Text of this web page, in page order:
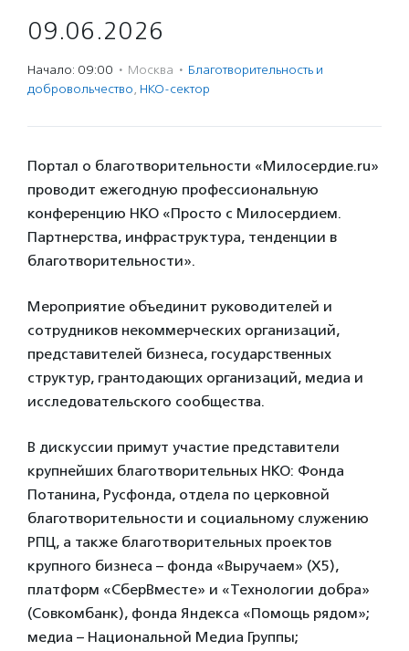
09.06.2026
Начало: 09:00 · Москва · Благотвори­тель­ность и
доброволь­чест­во, НКО-сектор
Портал о благотворительности «Милосердие.ru»
проводит ежегодную профессиональную
конференцию НКО «Просто с Милосердием.
Партнерства, инфраструктура, тенденции в
благотворительности».
Мероприятие объединит руководителей и
сотрудников некоммерческих организаций,
представителей бизнеса, государственных
структур, грантодающих организаций, медиа и
исследовательского сообщества.
В дискуссии примут участие представители
крупнейших благотворительных НКО: Фонда
Потанина, Русфонда, отдела по церковной
благотворительности и социальному служению
РПЦ, а также благотворительных проектов
крупного бизнеса – фонда «Выручаем» (X5),
платформ «СберВместе» и «Технологии добра»
(Совкомбанк), фонда Яндекса «Помощь рядом»;
медиа – Национальной Медиа Группы;